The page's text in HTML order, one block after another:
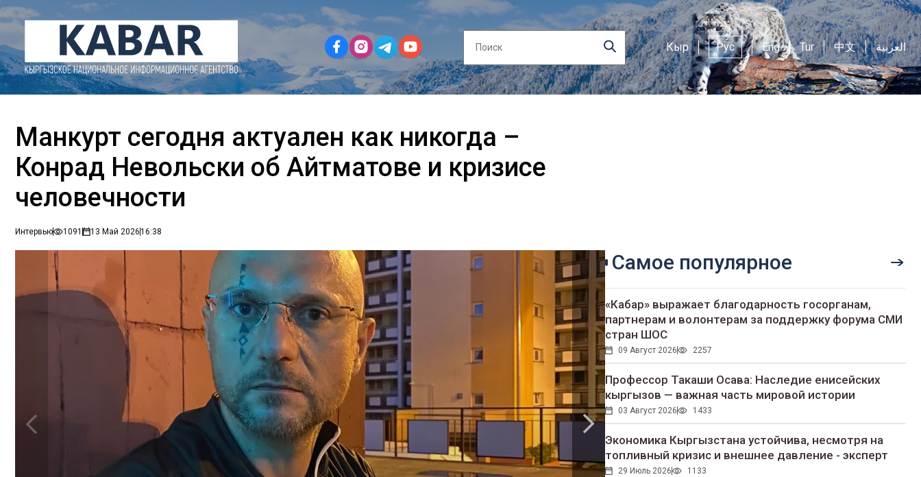
Кыр Рус Eng Tur 中文 العربية
Манкурт сегодня актуален как никогда –
Конрад Невольски об Айтматове и кризисе
человечности
Интервью 1091 13 Май 202616:38
Самое популярное
«Кабар» выражает благодарность госорганам,
партнерам и волонтерам за поддержку форума СМИ
стран ШОС
09 Август 2026 2257
Профессор Такаши Осава: Наследие енисейских
кыргызов — важная часть мировой истории
03 Август 2026 1433
Экономика Кыргызстана устойчива, несмотря на
топливный кризис и внешнее давление - эксперт
29 Июль 2026 1133